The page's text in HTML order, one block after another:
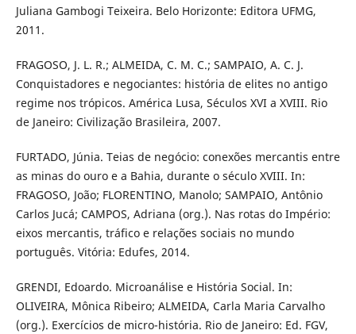
Juliana Gambogi Teixeira. Belo Horizonte: Editora UFMG,
2011.
FRAGOSO, J. L. R.; ALMEIDA, C. M. C.; SAMPAIO, A. C. J.
Conquistadores e negociantes: história de elites no antigo
regime nos trópicos. América Lusa, Séculos XVI a XVIII. Rio
de Janeiro: Civilização Brasileira, 2007.
FURTADO, Júnia. Teias de negócio: conexões mercantis entre
as minas do ouro e a Bahia, durante o século XVIII. In:
FRAGOSO, João; FLORENTINO, Manolo; SAMPAIO, Antônio
Carlos Jucá; CAMPOS, Adriana (org.). Nas rotas do Império:
eixos mercantis, tráfico e relações sociais no mundo
português. Vitória: Edufes, 2014.
GRENDI, Edoardo. Microanálise e História Social. In:
OLIVEIRA, Mônica Ribeiro; ALMEIDA, Carla Maria Carvalho
(org.). Exercícios de micro-história. Rio de Janeiro: Ed. FGV,